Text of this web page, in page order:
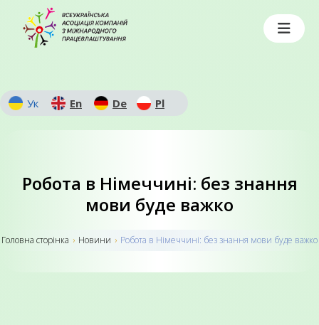
Ук En De Pl
Робота в Німеччині: без знання
мови буде важко
Головна сторiнка › Новини › Робота в Німеччині: без знання мови буде важко